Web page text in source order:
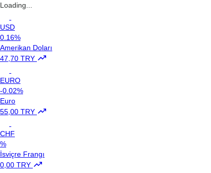
Loading...
USD
0.16%
Amerikan Doları
47,70 TRY
EURO
-0.02%
Euro
55,00 TRY
CHF
%
İsviçre Frangı
0,00 TRY